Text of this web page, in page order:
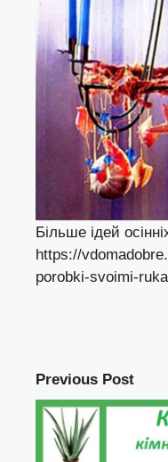
Більше ідей
https://
porobki-svoimi-
Previous Post